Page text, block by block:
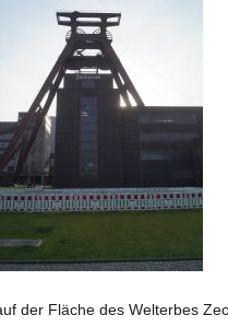
der Fläche des Welterbes